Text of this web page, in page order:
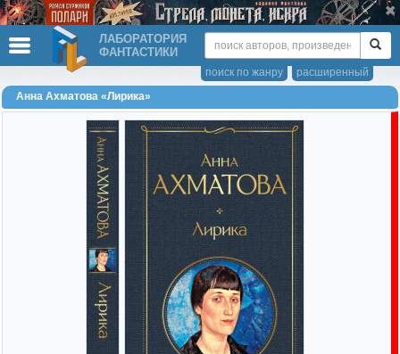
ЛАБОРАТОРИЯ
ФАНТАСТИКИ
расширенный
поиск по жанру
Анна Ахматова «Лирика»